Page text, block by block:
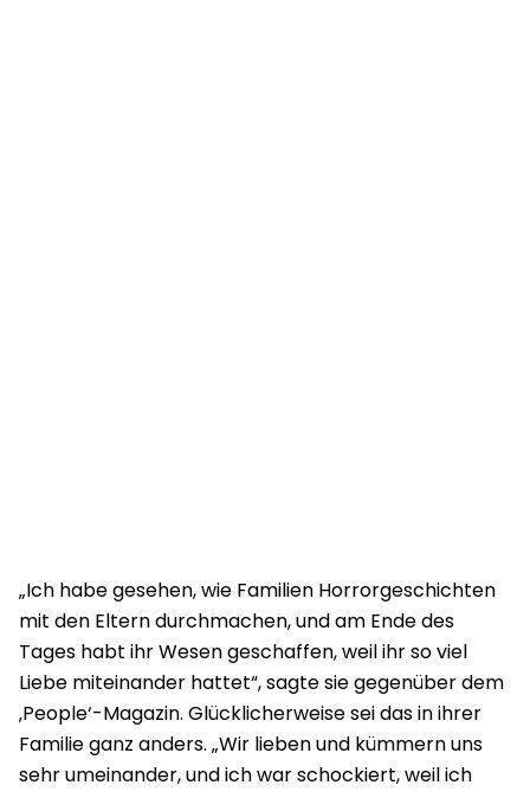
„Ich habe gesehen, wie Familien Horrorgeschichten
mit den Eltern durchmachen, und am Ende des
Tages habt ihr Wesen geschaffen, weil ihr so viel
Liebe miteinander hattet“, sagte sie gegenüber dem
‚People‘-Magazin. Glücklicherweise sei das in ihrer
Familie ganz anders. „Wir lieben und kümmern uns
sehr umeinander, und ich war schockiert, weil ich